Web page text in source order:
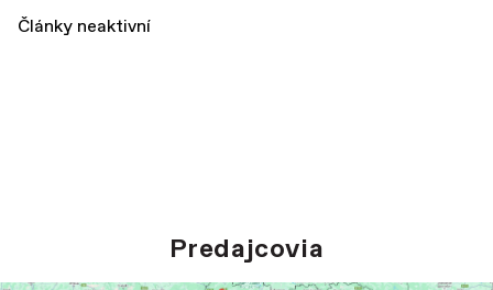
Články neaktivní
Predajcovia